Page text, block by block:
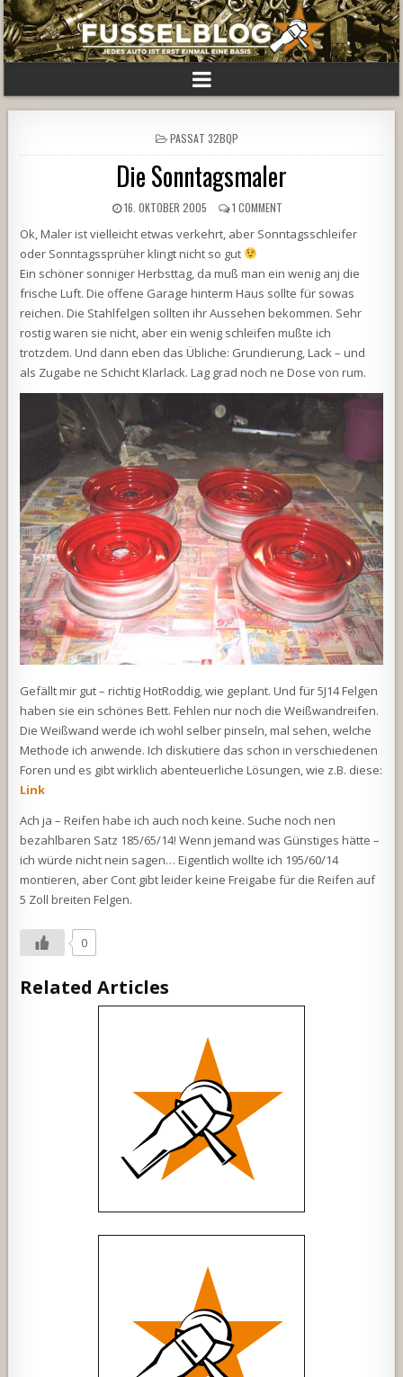
POSTED
IN
PASSAT 32BQP
Die Sonntagsmaler
16. OKTOBER 2005 1 COMMENT
Ok, Maler ist vielleicht etwas verkehrt, aber Sonntagsschleifer
oder Sonntagssprüher klingt nicht so gut
Ein schöner sonniger Herbsttag, da muß man ein wenig anj die
frische Luft. Die offene Garage hinterm Haus sollte für sowas
reichen. Die Stahlfelgen sollten ihr Aussehen bekommen. Sehr
rostig waren sie nicht, aber ein wenig schleifen mußte ich
trotzdem. Und dann eben das Übliche: Grundierung, Lack – und
als Zugabe ne Schicht Klarlack. Lag grad noch ne Dose von rum.
Gefällt mir gut – richtig HotRoddig, wie geplant. Und für 5J14 Felgen
haben sie ein schönes Bett. Fehlen nur noch die Weißwandreifen.
Die Weißwand werde ich wohl selber pinseln, mal sehen, welche
Methode ich anwende. Ich diskutiere das schon in verschiedenen
Foren und es gibt wirklich abenteuerliche Lösungen, wie z.B. diese:
Link
Ach ja – Reifen habe ich auch noch keine. Suche noch nen
bezahlbaren Satz 185/65/14! Wenn jemand was Günstiges hätte –
ich würde nicht nein sagen… Eigentlich wollte ich 195/60/14
montieren, aber Cont gibt leider keine Freigabe für die Reifen auf
5 Zoll breiten Felgen.
0
Related Articles